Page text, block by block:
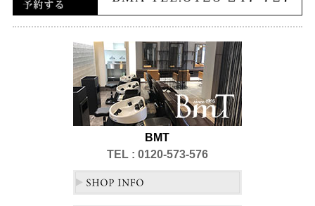
BMT
TEL : 0120-573-576